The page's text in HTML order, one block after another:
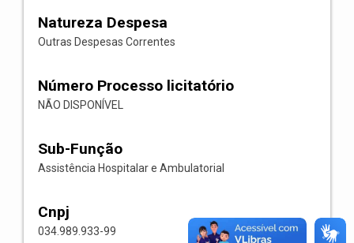
Natureza Despesa
Outras Despesas Correntes
Número Processo licitatório
NÃO DISPONÍVEL
Sub-Função
Assistência Hospitalar e Ambulatorial
Cnpj
034.989.933-99